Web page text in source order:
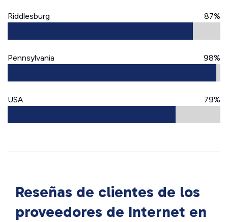
Riddlesburg 87%
Pennsylvania 98%
USA 79%
Reseñas de clientes de los
proveedores de Internet en